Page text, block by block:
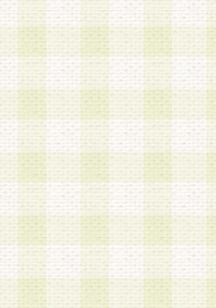
2.当社は、会員登録
した 場合、会員登録
による承認後の場合
の抹消を、当社が適
とができるものとし
3.会員登録希望者が
人 である場合は、親
録を行うものとしま
者については、登録
権者による承認手続
第3条 会員の登録方法